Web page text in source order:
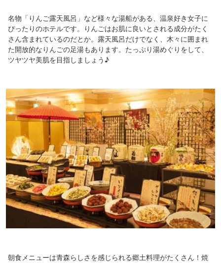
名物「りんご露天風呂」など様々な湯船がある、温泉好き女子に
ぴったりのホテルです。りんごはお肌に良いとされる成分がたく
さん含まれているのだとか。露天風呂だけでなく、木々に囲まれ
た開放的なりんごの足湯もあります。たっぷり湯めぐりをして、
ツヤツヤ美肌を目指しましょう♪
朝食メニューは青森らしさを感じられる郷土料理がたくさん！焼